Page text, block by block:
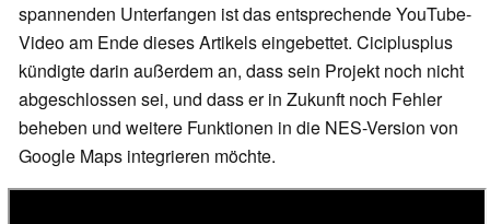
spannenden Unterfangen ist das entsprechende YouTube-
Video am Ende dieses Artikels eingebettet. Ciciplusplus
kündigte darin außerdem an, dass sein Projekt noch nicht
abgeschlossen sei, und dass er in Zukunft noch Fehler
beheben und weitere Funktionen in die NES-Version von
Google Maps integrieren möchte.